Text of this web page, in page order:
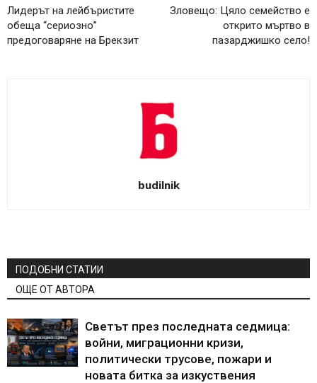
Лидерът на лейбъристите
обеща “сериозно”
предоговаряне на Брекзит
Зловещо: Цяло семейство е
открито мъртво в
пазарджишко село!
budilnik
ПОДОБНИ СТАТИИ
ОЩЕ ОТ АВТОРА
Светът през последната седмица:
войни, миграционни кризи,
политически трусове, пожари и
новата битка за изкуствения